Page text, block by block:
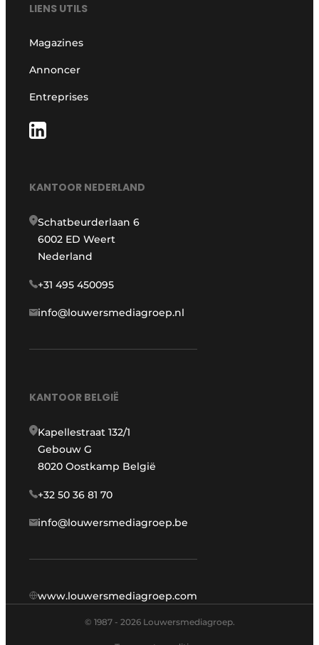
LIENS UTILS
Magazines
Annoncer
Entreprises
KANTOOR NEDERLAND
Schatbeurderlaan 6
6002 ED Weert
Nederland
+31 495 450095
info@louwersmediagroep.nl
KANTOOR BELGIË
Kapellestraat 132/1
Gebouw G
8020 Oostkamp België
+32 50 36 81 70
info@louwersmediagroep.be
www.louwersmediagroep.com
© 1987 - 2026 Louwersmediagroep.